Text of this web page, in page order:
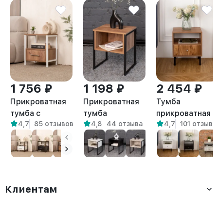
1 756 ₽
Прикроватная
тумба с
ящиком и
полкой в стиле
лофт Томо
белый/
4,7 85 отзывов
1 198 ₽
Прикроватная
тумба
открытая с
полкой в стиле
Лофт Вельга
амаретто
4,8 44 отзыва
2 454 ₽
Тумба
прикроватная
на ножках лофт
Канси
амаретто
4,7 101 отзыв
Клиентам